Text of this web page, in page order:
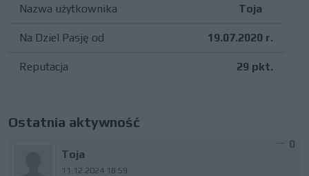
Nazwa użytkownika Toja
Na Dziel Pasję od 19.07.2020 r.
Reputacja 29 pkt.
Ostatnia aktywność
Toja
11.12.2024 18:59
0